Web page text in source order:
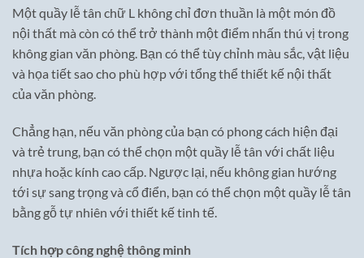
Một quầy lễ tân chữ L không chỉ đơn thuần là một món đồ
nội thất mà còn có thể trở thành một điểm nhấn thú vị trong
không gian văn phòng. Bạn có thể tùy chỉnh màu sắc, vật liệu
và họa tiết sao cho phù hợp với tổng thể thiết kế nội thất
của văn phòng.
Chẳng hạn, nếu văn phòng của bạn có phong cách hiện đại
và trẻ trung, bạn có thể chọn một quầy lễ tân với chất liệu
nhựa hoặc kính cao cấp. Ngược lại, nếu không gian hướng
tới sự sang trọng và cổ điển, bạn có thể chọn một quầy lễ tân
bằng gỗ tự nhiên với thiết kế tinh tế.
Tích hợp công nghệ thông minh